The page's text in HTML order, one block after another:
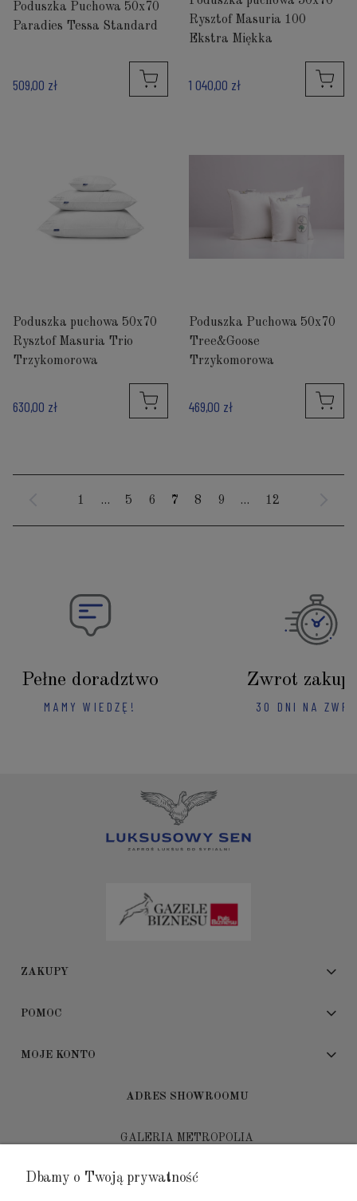
Poduszka Puchowa 50x70
Paradies Tessa Standard
509,00 zł
Rysztof Masuria 100
Ekstra Miękka
1 040,00 zł
Poduszka puchowa 50x70
Rysztof Masuria Trio
Trzykomorowa
630,00 zł
Poduszka Puchowa 50x70
Tree&Goose
Trzykomorowa
469,00 zł
1 ... 5 6 7 8 9 ... 12
Pełne doradztwo
MAMY WIEDZĘ!
Zwrot
30 DNI NA
ZAKUPY
POMOC
MOJE KONTO
ADRES SHOWROOMU
GALERIA METROPOLIA
80-452 Gdańsk
Dbamy o Twoją prywatność